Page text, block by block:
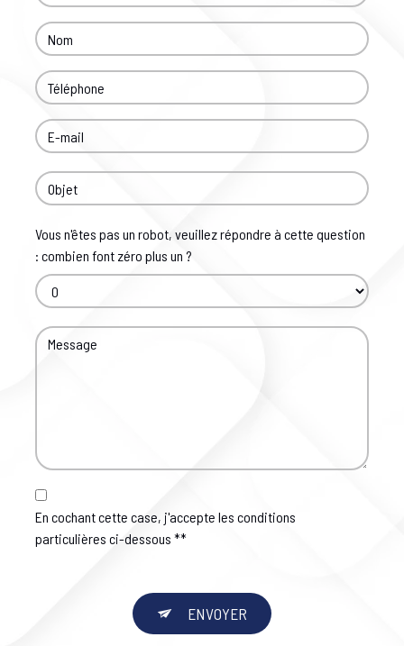
Vous n'êtes pas un robot, veuillez répondre à cette question
: combien font zéro plus un ?
En cochant cette case, j'accepte les conditions
particulières ci-dessous **
ENVOYER